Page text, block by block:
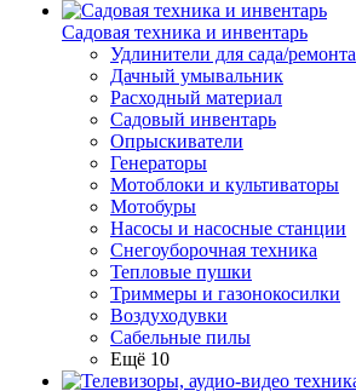
Садовая техника и инвентарь
Удлинители для сада/ремонта
Дачный умывальник
Расходный материал
Садовый инвентарь
Опрыскиватели
Генераторы
Мотоблоки и культиваторы
Мотобуры
Насосы и насосные станции
Снегоуборочная техника
Тепловые пушки
Триммеры и газонокосилки
Воздуходувки
Сабельные пилы
Ещё 10